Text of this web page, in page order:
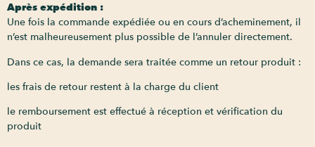
Après expédition :
Une fois la commande expédiée ou en cours d’acheminement, il
n’est malheureusement plus possible de l’annuler directement.
Dans ce cas, la demande sera traitée comme un retour produit :
les frais de retour restent à la charge du client
le remboursement est effectué à réception et vérification du
produit